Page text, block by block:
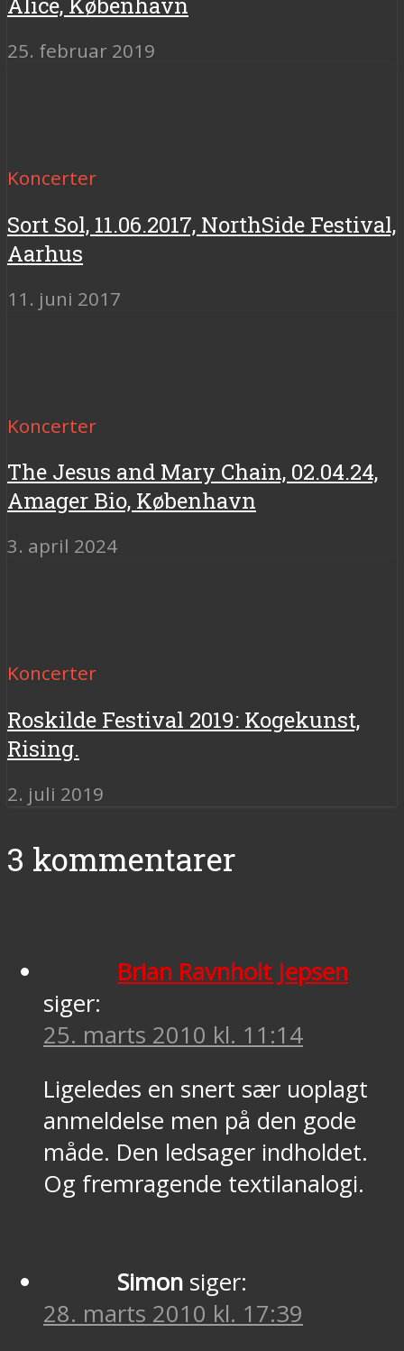
25. februar 2019
Koncerter
Sort Sol, 11.06.2017, NorthSide Festival,
Aarhus
11. juni 2017
Koncerter
The Jesus and Mary Chain, 02.04.24,
Amager Bio, København
3. april 2024
Koncerter
Roskilde Festival 2019: Kogekunst,
Rising.
2. juli 2019
3 kommentarer
Brian Ravnholt Jepsen
siger:
25. marts 2010 kl. 11:14
Ligeledes en snert sær uoplagt
anmeldelse men på den gode
måde. Den ledsager indholdet.
Og fremragende textilanalogi.
Simon siger:
28. marts 2010 kl. 17:39